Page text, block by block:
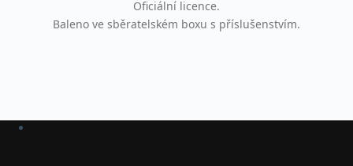
Oficiální licence.
Baleno ve sběratelském boxu s příslušenstvím.